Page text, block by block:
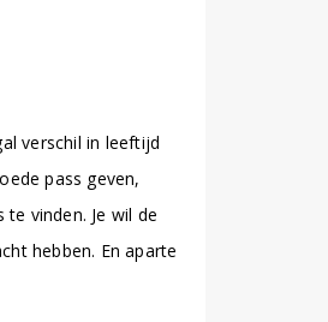
verschil in leeftijd
pass geven,
vinden. Je wil de
hebben. En aparte